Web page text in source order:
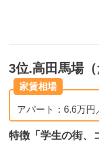
3位.高田馬場
家賃相場
アパート：6.6万円
特徴「学生の街、